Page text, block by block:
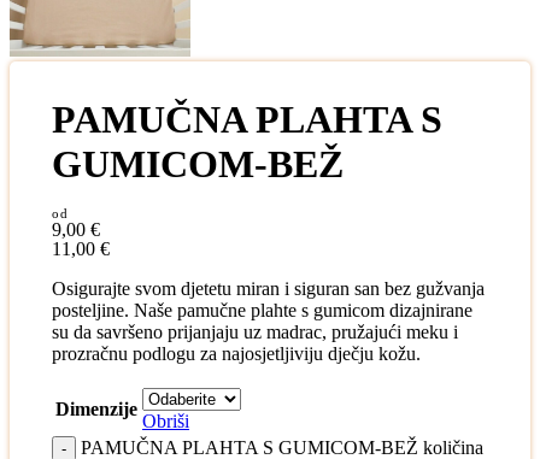
PAMUČNA PLAHTA S
GUMICOM-BEŽ
9,00 €
11,00 €
Osigurajte svom djetetu miran i siguran san bez gužvanja
posteljine. Naše pamučne plahte s gumicom dizajnirane
su da savršeno prijanjaju uz madrac, pružajući meku i
prozračnu podlogu za najosjetljiviju dječju kožu.
Dimenzije
Obriši
PAMUČNA PLAHTA S GUMICOM-BEŽ količina